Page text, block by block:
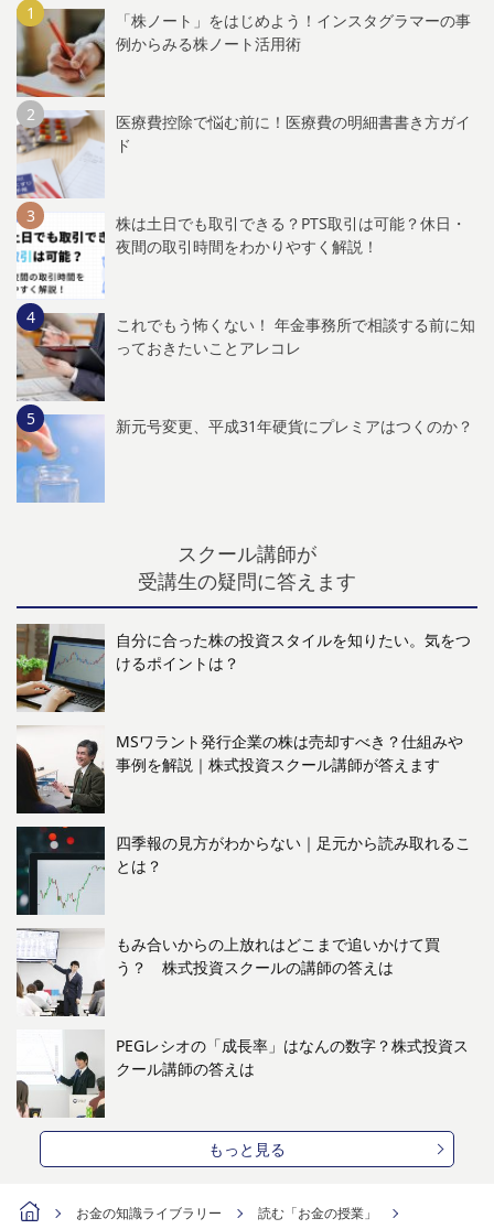
「株ノート」をはじめよう！インスタグラマーの事
例からみる株ノート活用術
医療費控除で悩む前に！医療費の明細書書き方ガイ
ド
株は土日でも取引できる？PTS取引は可能？休日・
夜間の取引時間をわかりやすく解説！
これでもう怖くない！ 年金事務所で相談する前に知
っておきたいことアレコレ
新元号変更、平成31年硬貨にプレミアはつくのか？
スクール講師が
受講生の疑問に答えます
自分に合った株の投資スタイルを知りたい。気をつ
けるポイントは？
MSワラント発行企業の株は売却すべき？仕組みや
事例を解説｜株式投資スクール講師が答えます
四季報の見方がわからない｜足元から読み取れるこ
とは？
もみ合いからの上放れはどこまで追いかけて買
う？ 株式投資スクールの講師の答えは
PEGレシオの「成長率」はなんの数字？株式投資ス
クール講師の答えは
もっと見る
お金の知識ライブラリー
読む「お金の授業」